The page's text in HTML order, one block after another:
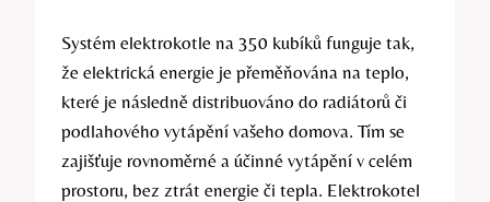
Systém elektrokotle na 350 kubíků funguje tak,
že elektrická energie‍ je přeměňována na ⁤teplo,
které je následně distribuováno ⁣do radiátorů či
⁢podlahového vytápění vašeho ‍domova. ‌Tím se
zajišťuje rovnoměrné a účinné⁤ vytápění v celém
prostoru, bez ztrát energie či⁢ tepla. Elektrokotel​